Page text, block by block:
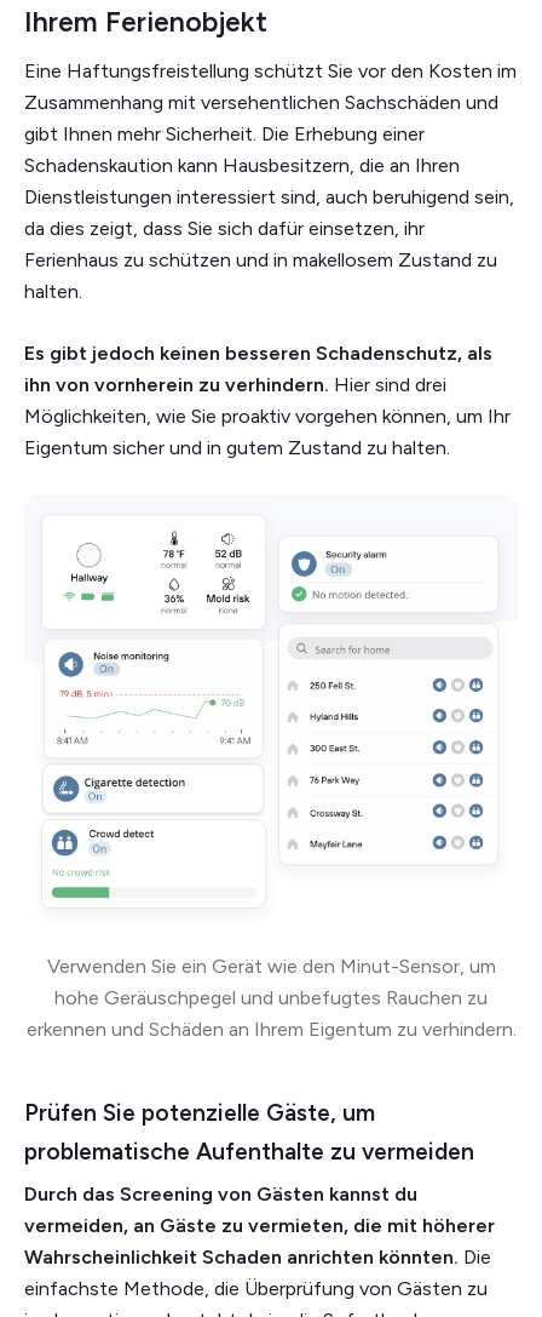
Ihrem Ferienobjekt
Eine Haftungsfreistellung schützt Sie vor den Kosten im
Zusammenhang mit versehentlichen Sachschäden und
gibt Ihnen mehr Sicherheit. Die Erhebung einer
Schadenskaution kann Hausbesitzern, die an Ihren
Dienstleistungen interessiert sind, auch beruhigend sein,
da dies zeigt, dass Sie sich dafür einsetzen, ihr
Ferienhaus zu schützen und in makellosem Zustand zu
halten.
Es gibt jedoch keinen besseren Schadenschutz, als
ihn von vornherein zu verhindern. Hier sind drei
Möglichkeiten, wie Sie proaktiv vorgehen können, um Ihr
Eigentum sicher und in gutem Zustand zu halten.
Verwenden Sie ein Gerät wie den Minut-Sensor, um
hohe Geräuschpegel und unbefugtes Rauchen zu
erkennen und Schäden an Ihrem Eigentum zu verhindern.
Prüfen Sie potenzielle Gäste, um
problematische Aufenthalte zu vermeiden
Durch das Screening von Gästen kannst du
vermeiden, an Gäste zu vermieten, die mit höherer
Wahrscheinlichkeit Schaden anrichten könnten. Die
einfachste Methode, die Überprüfung von Gästen zu